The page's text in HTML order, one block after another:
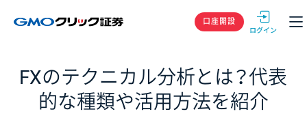
GMOクリック
口座開設
FXのテクニカル分析とは？代表
的な種類や活用方法を紹介